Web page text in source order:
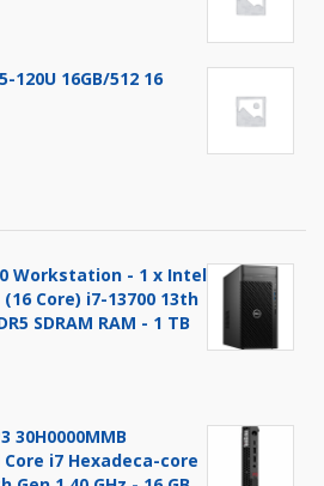
120U 16GB/512 16
Workstation - 1 x Intel
Core) i7-13700 13th
SDRAM RAM - 1 TB
30H0000MMB
i7 Hexadeca-core